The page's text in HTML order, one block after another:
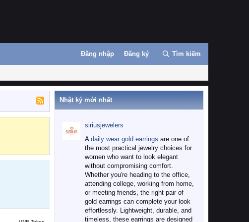
Đăng nhập Đăng ký Tìm kiếm
Nhật ký mới nhất
siriusjewelers
A daily wear gold earrings are one of
the most practical jewelry choices for
women who want to look elegant
without compromising comfort.
Whether you're heading to the office,
attending college, working from home,
or meeting friends, the right pair of
gold earrings can complete your look
effortlessly. Lightweight, durable, and
timeless, these earrings are designed